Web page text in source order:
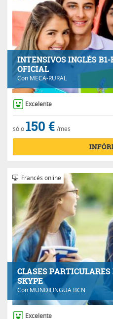
INTENSIVOS INGLÉS
OFICIAL
Con MECA-RURAL
Excelente
sólo150 € /mes
CLASES
SKYPE
Con MUNDILINGUA BCN
Francés online
Excelente